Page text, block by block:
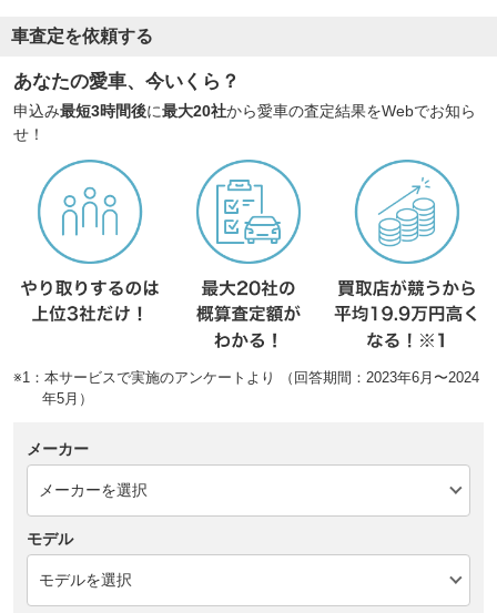
車査定を依頼する
あなたの愛車、今いくら？
申込み最短3時間後に最大20社から愛車の査定結果をWebでお知ら
せ！
※1：本サービスで実施のアンケートより （回答期間：2023年6月〜2024
年5月）
メーカー
モデル